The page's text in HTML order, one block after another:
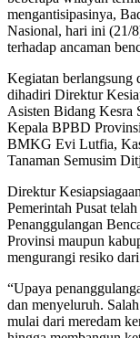
mengantisipasinya,
Nasional, hari ini (21/
terhadap ancaman
Kegiatan
dihadiri Direktur
Asisten Bidang Kesra
Kepala BPBD
BMKG Evi Lutfia,
Tanaman Semusim
Direktur
Pemerintah Pusat
Penanggulangan
Provinsi maupun
mengurangi resiko
“Upaya
dan menyeluruh.
mulai dari meredam